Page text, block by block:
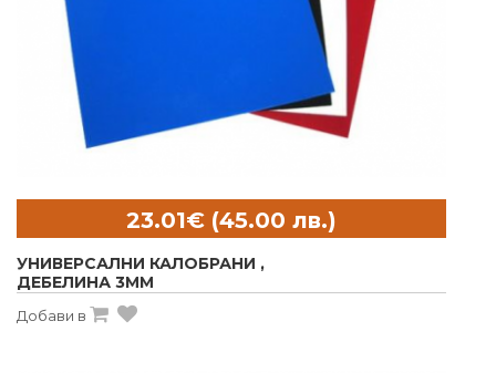
УНИВЕРСАЛНИ КАЛОБРАНИ ,
ДЕБЕЛИНА 3MM
Добави в